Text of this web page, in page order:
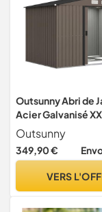
Outsunny Abri de
Acier Galvanisé
Kit Fondation
Outsunny
349,90 €
VERS